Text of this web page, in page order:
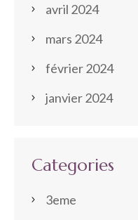
avril 2024
mars 2024
février 2024
janvier 2024
Categories
3eme